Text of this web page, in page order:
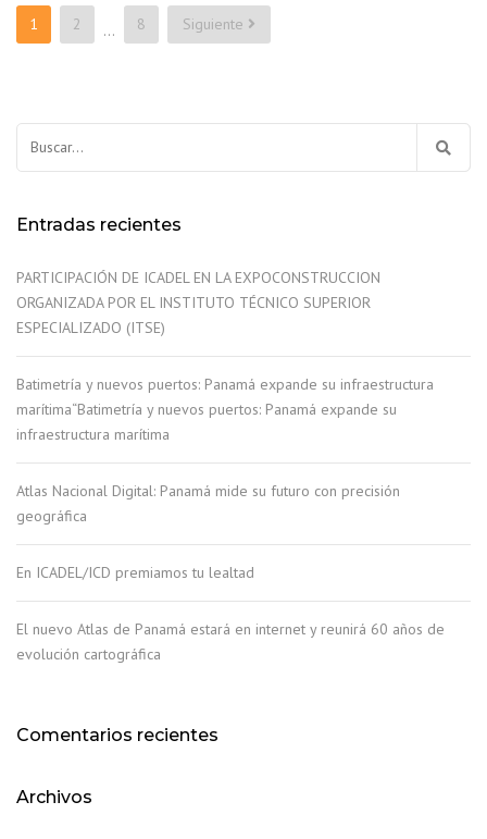
Paginación
de
1 2 … 8 Siguiente
Entradas recientes
PARTICIPACIÓN DE ICADEL EN LA EXPOCONSTRUCCION
ORGANIZADA POR EL INSTITUTO TÉCNICO SUPERIOR
ESPECIALIZADO (ITSE)
Batimetría y nuevos puertos: Panamá expande su infraestructura
marítima“Batimetría y nuevos puertos: Panamá expande su
infraestructura marítima
Atlas Nacional Digital: Panamá mide su futuro con precisión
geográfica
En ICADEL/ICD premiamos tu lealtad
El nuevo Atlas de Panamá estará en internet y reunirá 60 años de
evolución cartográfica
Comentarios recientes
Archivos